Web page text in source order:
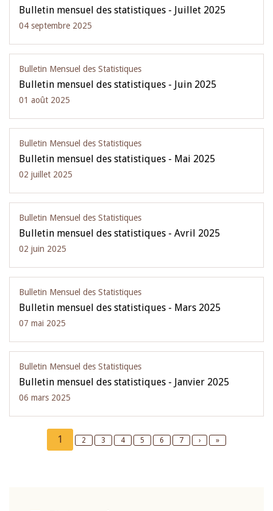
Bulletin mensuel des statistiques - Juillet 2025
04 septembre 2025
Bulletin Mensuel des Statistiques
Bulletin mensuel des statistiques - Juin 2025
01 août 2025
Bulletin Mensuel des Statistiques
Bulletin mensuel des statistiques - Mai 2025
02 juillet 2025
Bulletin Mensuel des Statistiques
Bulletin mensuel des statistiques - Avril 2025
02 juin 2025
Bulletin Mensuel des Statistiques
Bulletin mensuel des statistiques - Mars 2025
07 mai 2025
Bulletin Mensuel des Statistiques
Bulletin mensuel des statistiques - Janvier 2025
06 mars 2025
Current
page
1 Page
2 Page
3 Page
4 Page
5 Page
6 Page
7
Next
›
Last
»